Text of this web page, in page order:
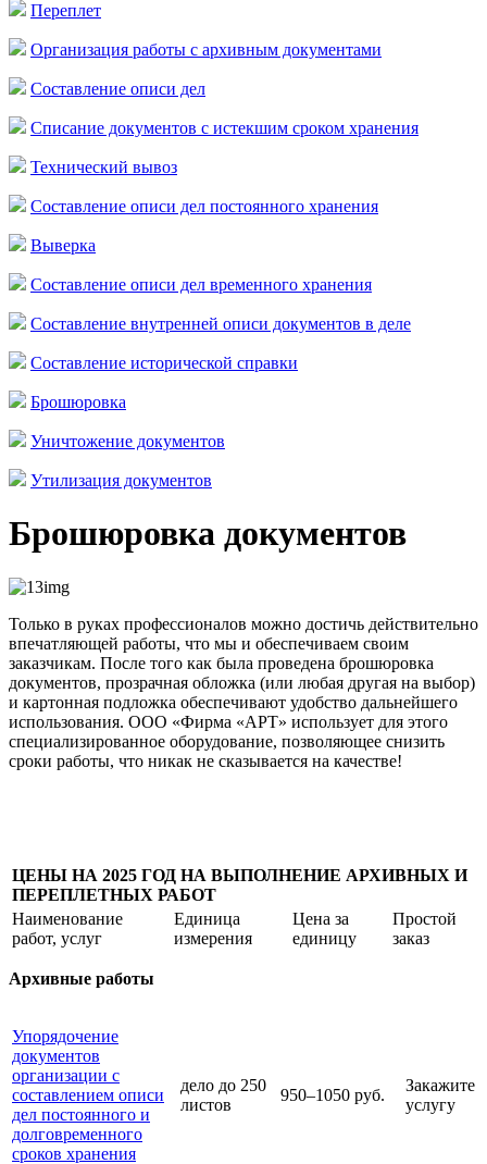
Переплет
Организация работы с архивным документами
Составление описи дел
Списание документов с истекшим сроком хранения
Технический вывоз
Составление описи дел постоянного хранения
Выверка
Составление описи дел временного хранения
Составление внутренней описи документов в деле
Составление исторической справки
Брошюровка
Уничтожение документов
Утилизация документов
Брошюровка документов
Только в руках профессионалов можно достичь действительно
впечатляющей работы, что мы и обеспечиваем своим
заказчикам. После того как была проведена брошюровка
документов, прозрачная обложка (или любая другая на выбор)
и картонная подложка обеспечивают удобство дальнейшего
использования. ООО «Фирма «АРТ» использует для этого
специализированное оборудование, позволяющее снизить
сроки работы, что никак не сказывается на качестве!
ЦЕНЫ НА 2025 ГОД НА ВЫПОЛНЕНИЕ АРХИВНЫХ И
ПЕРЕПЛЕТНЫХ РАБОТ
Наименование
работ, услуг
Единица
измерения
Цена за
единицу
Простой
заказ
Архивные работы
Упорядочение
документов
организации с
составлением описи
дел постоянного и
долговременного
сроков хранения
дело до 250
листов
950–1050 руб.
Закажите
услугу